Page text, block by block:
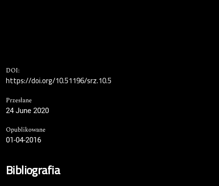
DOI:
https://doi.org/10.51196/srz.10.5
Przesłane
24 June 2020
Opublikowane
01-04-2016
Bibliografia